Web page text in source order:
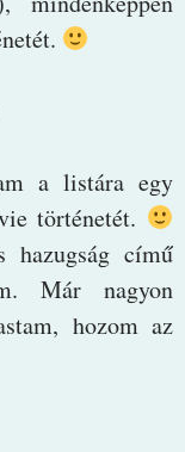
a listára egy
történetét.
hazugság című
Már nagyon
hozom az